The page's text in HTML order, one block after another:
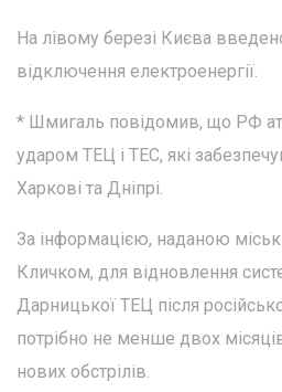
На лівому березі Києва
відключення електроенергії.
* Шмигаль повідомив, що РФ
ударом ТЕЦ і ТЕС, які
Харкові та Дніпрі.
За інформацією, наданою
Кличком, для відновлення
Дарницької ТЕЦ після
потрібно не менше двох
нових обстрілів.